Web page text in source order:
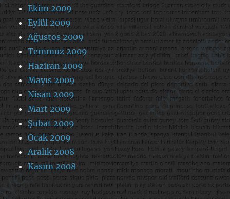
Ekim 2009
Eylül 2009
Ağustos 2009
Temmuz 2009
Haziran 2009
Mayıs 2009
Nisan 2009
Mart 2009
Şubat 2009
Ocak 2009
Aralık 2008
Kasım 2008